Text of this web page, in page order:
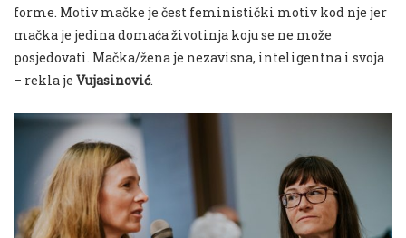
forme. Motiv mačke je čest feministički motiv kod nje jer
mačka je jedina domaća životinja koju se ne može
posjedovati. Mačka/žena je nezavisna, inteligentna i svoja
– rekla je Vujasinović.